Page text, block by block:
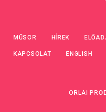
MŰSOR HÍREK
KAPCSOLAT ENGLISH
ORLAI